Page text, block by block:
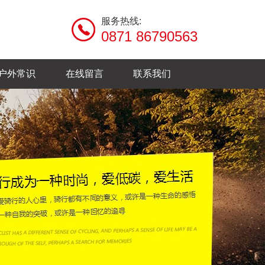
服务热线:
0871 86790563
外常识 在线留言 联系我们